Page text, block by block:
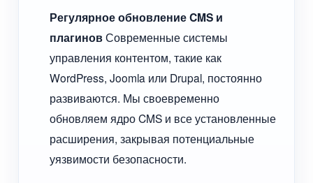
Регулярное обновление CMS и
плагиновСовременные системы
управления контентом, такие как
WordPress, Joomla или Drupal, постоянно
развиваются. Мы своевременно
обновляем ядро CMS и все установленные
расширения, закрывая потенциальные
уязвимости безопасности.